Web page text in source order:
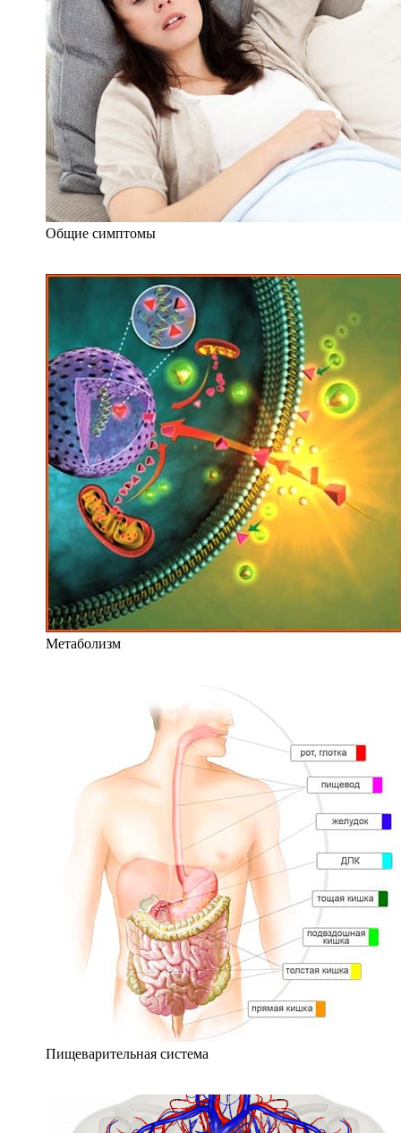
Общие симптомы
Метаболизм
Пищеварительная система